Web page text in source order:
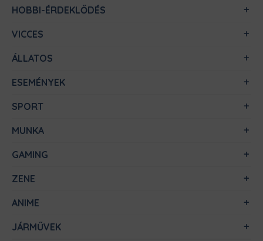
HOBBI-ÉRDEKLŐDÉS
VICCES
ÁLLATOS
ESEMÉNYEK
SPORT
MUNKA
GAMING
ZENE
ANIME
JÁRMŰVEK